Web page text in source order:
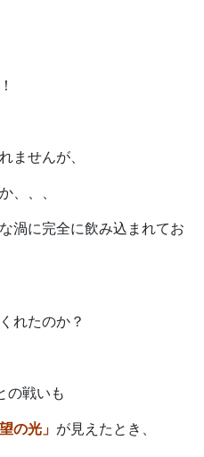
ませんが、
、、、
渦に完全に飲み込まれてお
れたのか？
の戦いも
の光」 が見えたとき、